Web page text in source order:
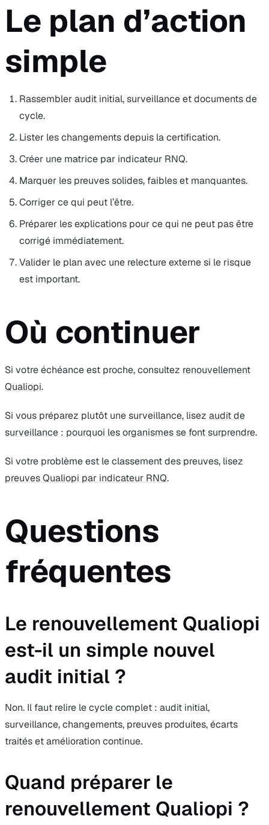
Le plan d’action
simple
Rassembler audit initial, surveillance et documents de
cycle.
Lister les changements depuis la certification.
Créer une matrice par indicateur RNQ.
Marquer les preuves solides, faibles et manquantes.
Corriger ce qui peut l’être.
Préparer les explications pour ce qui ne peut pas être
corrigé immédiatement.
Valider le plan avec une relecture externe si le risque
est important.
Où continuer
Si votre échéance est proche, consultez renouvellement
Qualiopi.
Si vous préparez plutôt une surveillance, lisez audit de
surveillance : pourquoi les organismes se font surprendre.
Si votre problème est le classement des preuves, lisez
preuves Qualiopi par indicateur RNQ.
Questions
fréquentes
Le renouvellement Qualiopi
est-il un simple nouvel
audit initial ?
Non. Il faut relire le cycle complet : audit initial,
surveillance, changements, preuves produites, écarts
traités et amélioration continue.
Quand préparer le
renouvellement Qualiopi ?